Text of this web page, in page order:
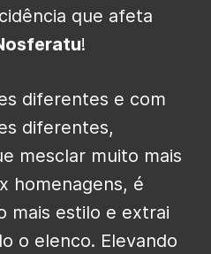
que afeta
!
diferentes e com
diferentes,
mesclar muito mais
homenagens, é
mais estilo e extrai
o elenco. Elevando